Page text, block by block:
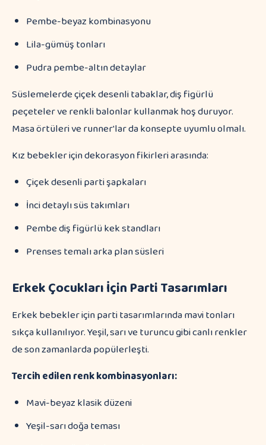
Pembe-beyaz kombinasyonu
Lila-gümüş tonları
Pudra pembe-altın detaylar
Süslemelerde çiçek desenli tabaklar, diş figürlü
peçeteler ve renkli balonlar kullanmak hoş duruyor.
Masa örtüleri ve runner'lar da konsepte uyumlu olmalı.
Kız bebekler için dekorasyon fikirleri arasında:
Çiçek desenli parti şapkaları
İnci detaylı süs takımları
Pembe diş figürlü kek standları
Prenses temalı arka plan süsleri
Erkek Çocukları İçin Parti Tasarımları
Erkek bebekler için parti tasarımlarında mavi tonları
sıkça kullanılıyor. Yeşil, sarı ve turuncu gibi canlı renkler
de son zamanlarda popülerleşti.
Tercih edilen renk kombinasyonları:
Mavi-beyaz klasik düzeni
Yeşil-sarı doğa teması